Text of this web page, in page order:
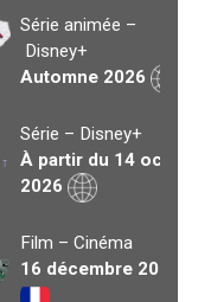
Série animée –
Disney+
Automne 2026
Série – Disney+
À partir du 14 oct.
2026
Film – Cinéma
16 décembre 2026